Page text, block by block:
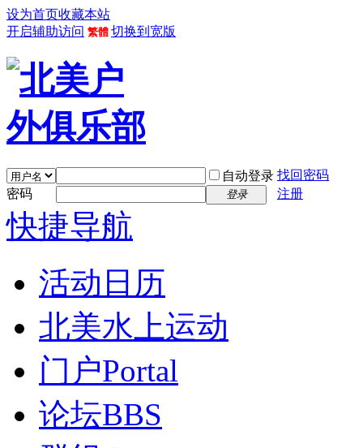
设为首页收藏本站
开启辅助访问 繁體 切换到宽版
自动登录 找回密码
密码
登录 注册
快捷导航
活动日历
北美水上运动
门户Portal
论坛BBS